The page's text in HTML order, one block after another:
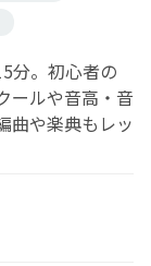
分。初心者の
ールや音高・音
曲や楽典もレッ